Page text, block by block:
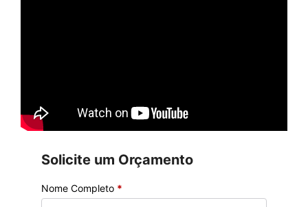
Solicite um Orçamento
Nome Completo *